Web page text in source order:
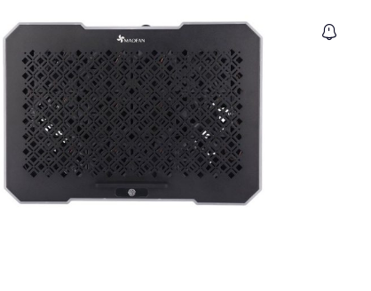
Core i7
Core i9
Ryzen 3
Ryzen 5
کامپیوتر های همه کاره
کنسول بازی